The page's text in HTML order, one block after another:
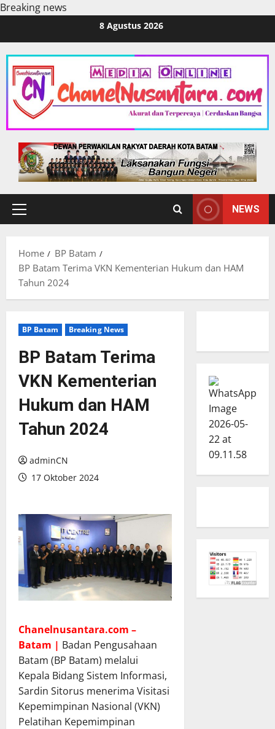
Breaking news
content
8 Agustus 2026
Primary
NEWS
Home
BP Batam
BP Batam Terima VKN Kementerian Hukum dan HAM
Tahun 2024
BP Batam Breaking News
BP Batam Terima
VKN Kementerian
Hukum dan HAM
Tahun 2024
adminCN
17 Oktober 2024
Chanelnusantara.com –
Batam | Badan Pengusahaan
Batam (BP Batam) melalui
Kepala Bidang Sistem Informasi,
Sardin Sitorus menerima Visitasi
Kepemimpinan Nasional (VKN)
Pelatihan Kepemimpinan